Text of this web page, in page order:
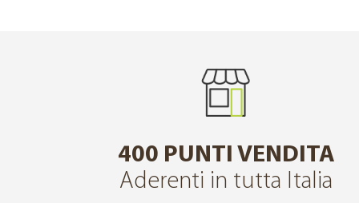
400 PUNTI VENDITA
Aderenti in tutta Italia